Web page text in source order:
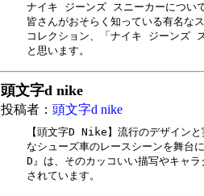
ナイキ ジーンズ スニーカーについ
皆さんがおそらく知っている有名な
コレクション、「ナイキ ジーンズ
と思います。
頭文字d nike
投稿者： 頭文字d nike
【頭文字D Nike】流行のデザイン
なシューズ車のレースシーンを舞台
D』は、そのカッコいい描写やキャ
されています。